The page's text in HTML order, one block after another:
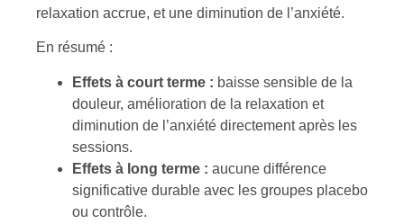
relaxation accrue, et une diminution de l’anxiété.
En résumé :
Effets à court terme : baisse sensible de la
douleur, amélioration de la relaxation et
diminution de l’anxiété directement après les
sessions.
Effets à long terme : aucune différence
significative durable avec les groupes placebo
ou contrôle.